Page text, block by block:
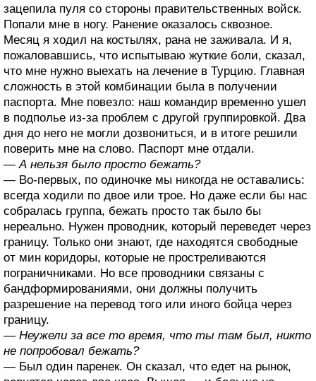
зацепила пуля со стороны правительственных войск.
Попали мне в ногу. Ранение оказалось сквозное.
Месяц я ходил на костылях, рана не заживала. И я,
пожаловавшись, что испытываю жуткие боли, сказал,
что мне нужно выехать на лечение в Турцию. Главная
сложность в этой комбинации была в получении
паспорта. Мне повезло: наш командир временно ушел
в подполье из-за проблем с другой группировкой. Два
дня до него не могли дозвониться, и в итоге решили
поверить мне на слово. Паспорт мне отдали.
— А нельзя было просто бежать?
— Во-первых, по одиночке мы никогда не оставались:
всегда ходили по двое или трое. Но даже если бы нас
собралась группа, бежать просто так было бы
нереально. Нужен проводник, который переведет через
границу. Только они знают, где находятся свободные
от мин коридоры, которые не простреливаются
пограничниками. Но все проводники связаны с
бандформированиями, они должны получить
разрешение на перевод того или иного бойца через
границу.
— Неужели за все то время, что ты там был, никто
не попробовал бежать?
— Был один паренек. Он сказал, что едет на рынок,